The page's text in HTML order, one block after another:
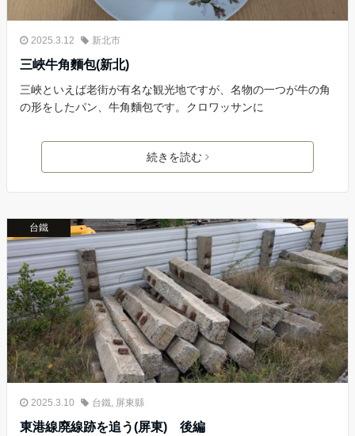
2025.3.12 新北市
三峽牛角麵包(新北)
三峽といえば老街が有名な観光地ですが、名物の一つが牛の角
の形をしたパン、牛角麵包です。クロワッサンに
続きを読む
台鐵
2025.3.10 台鐵 屏東縣
東港線廃線跡を追う(屏東) 後編